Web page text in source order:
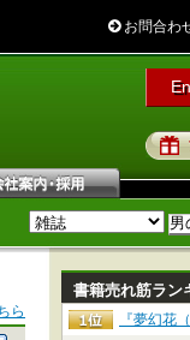
お問合わ
ら
書籍売れ筋ラン
『夢幻花